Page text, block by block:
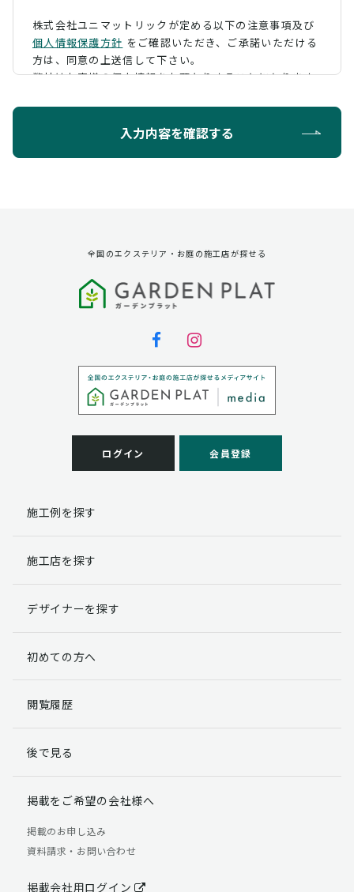
株式会社ユニマットリックが定める以下の注意事項及び
個人情報保護方針 をご確認いただき、 ご承諾いただける
方は、同意の上送信して下さい。
弊社はお客様の個人情報をお預かりすることになります
ように定め、保護に努めております。
第三者への提供
弊社は法律で定められている場合を除いて、お客様の個
個人情報の取扱い業務の委託
弊社は事業運営上、お客様により良いサービスを提供す
るために業務の一部を外部に委託しており、業務委託先
客様には、貴殿の個人情報の利用目的の通知、開示、訂
理・機密保持などによりお客様の個人情報の漏洩防止に
個人情報提出の任意性
す。
らかじめご了承ください。
個人情報の開示請求について
る権利があります。
「個人情報の取り扱いについて」
【お問合せ先】 個人情報問合せ窓口
TEL：03-5411-7891（平日9:00 ～ 18:00）
入力内容を確認する
全国のエクステリア・お庭の施工店が探せる
ログイン 会員登録
施工例を探す
施工店を探す
デザイナーを探す
初めての方へ
閲覧履歴
後で見る
掲載をご希望の会社様へ
掲載のお申し込み
資料請求・お問い合わせ
掲載会社用ログイン